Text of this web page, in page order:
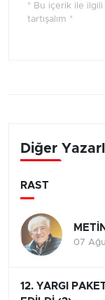
* Bu içerik ile
tartışalım *
Diğer
RAST
07
12. YARGI